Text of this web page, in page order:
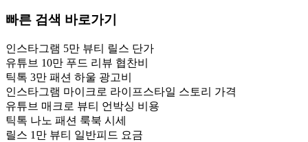
빠른 검색 바로가기
인스타그램 5만 뷰티 릴스 단가
유튜브 10만 푸드 리뷰 협찬비
틱톡 3만 패션 하울 광고비
인스타그램 마이크로 라이프스타일 스토리 가격
유튜브 매크로 뷰티 언박싱 비용
틱톡 나노 패션 룩북 시세
릴스 1만 뷰티 일반피드 요금